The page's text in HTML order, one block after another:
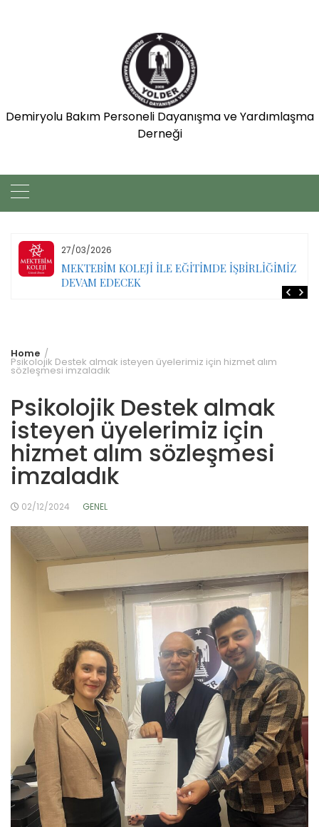
Demiryolu Bakım Personeli Dayanışma ve Yardımlaşma
Derneği
27/03/2026
MEKTEBİM KOLEJİ İLE EĞİTİMDE İŞBİRLİĞİMİZ
DEVAM EDECEK
Home
Psikolojik Destek almak isteyen üyelerimiz için hizmet alım
sözleşmesi imzaladık
Psikolojik Destek almak
isteyen üyelerimiz için
hizmet alım sözleşmesi
imzaladık
02/12/2024 GENEL